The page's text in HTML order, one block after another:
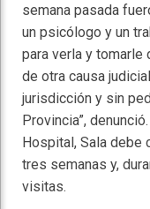
semana pasada
un psicólogo y un
para verla y tomarle
de otra causa
jurisdicción y sin
Provincia”,
Hospital, Sala debe
tres semanas y,
visitas.